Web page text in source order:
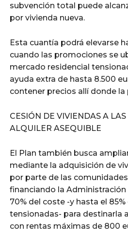
subvención total puede
por vivienda nueva.
Esta cuantía podrá elevarse
cuando las promociones se
mercado residencial
ayuda extra de hasta 8.500
contener precios allí donde la
CESIÓN DE VIVIENDAS A
ALQUILER ASEQUIBLE
El Plan también busca
mediante la adquisición de
por parte de las
financiando la Administración
70% del coste -y hasta el 85%
tensionadas- para destinarla
con rentas máximas de 800